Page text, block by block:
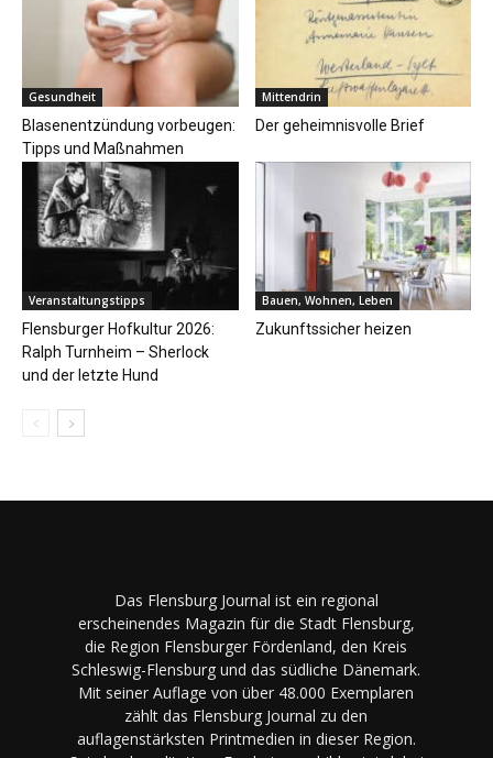
Gesundheit
Blasenentzündung vorbeugen:
Tipps und Maßnahmen
Mittendrin
Der geheimnisvolle Brief
Veranstaltungstipps
Flensburger Hofkultur 2026:
Ralph Turnheim – Sherlock
und der letzte Hund
Bauen, Wohnen, Leben
Zukunftssicher heizen
Das Flensburg Journal ist ein regional
erscheinendes Magazin für die Stadt Flensburg,
die Region Flensburger Fördenland, den Kreis
Schleswig-Flensburg und das südliche Dänemark.
Mit seiner Auflage von über 48.000 Exemplaren
zählt das Flensburg Journal zu den
auflagenstärksten Printmedien in dieser Region.